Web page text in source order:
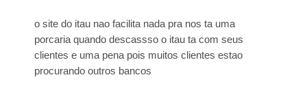
o site do itau nao facilita nada pra nos ta uma
porcaria quando descassso o itau ta com seus
clientes e uma pena pois muitos clientes estao
procurando outros bancos